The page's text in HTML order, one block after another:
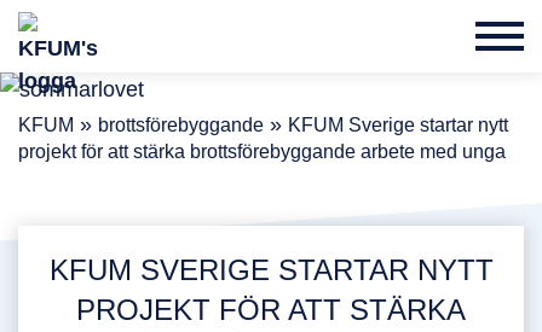
KFUM » brottsförebyggande » KFUM Sverige startar nytt
projekt för att stärka brottsförebyggande arbete med unga
KFUM SVERIGE STARTAR NYTT
PROJEKT FÖR ATT STÄRKA